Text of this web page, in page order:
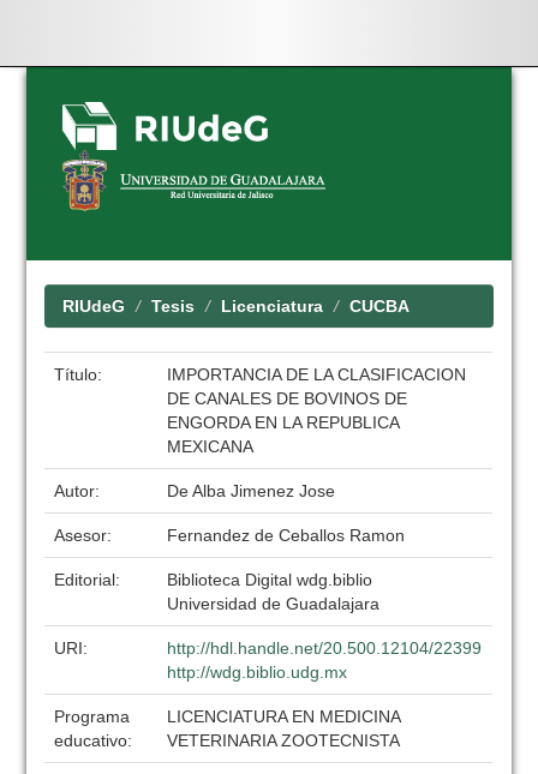
Skip
navigation
RIUdeG Tesis Licenciatura CUCBA
Título:
IMPORTANCIA DE LA CLASIFICACION
DE CANALES DE BOVINOS DE
ENGORDA EN LA REPUBLICA
MEXICANA
Autor: De Alba Jimenez Jose
Asesor: Fernandez de Ceballos Ramon
Editorial:
Biblioteca Digital wdg.biblio
Universidad de Guadalajara
URI:
http://hdl.handle.net/20.500.12104/22399
http://wdg.biblio.udg.mx
Programa
educativo:
LICENCIATURA EN MEDICINA
VETERINARIA ZOOTECNISTA